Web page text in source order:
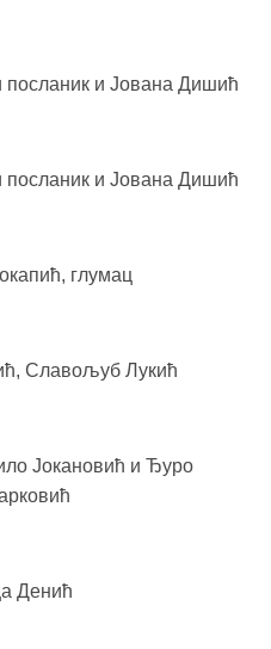
и Јована Дишић
и Јована Дишић
глумац
Славољуб Лукић
Јокановић и Ђуро
Денић